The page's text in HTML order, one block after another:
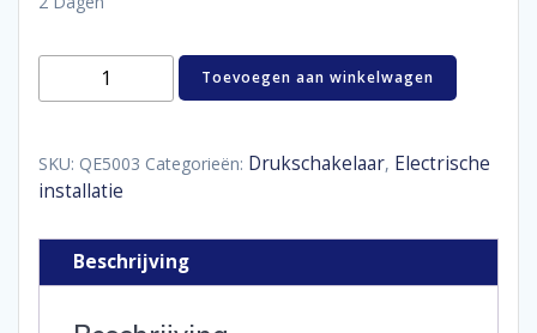
startknop
Toevoegen aan winkelwagen
SKU: QE5003 Categorieën: Drukschakelaar, Electrische
installatie
Beschrijving